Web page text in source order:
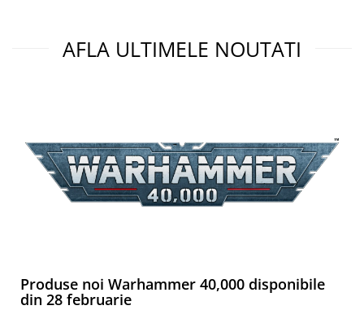
Puzzle XXL
Puzzle 8000 piese
Puzzle 150 piese
Puzzle 1000 piese fluorescent
Puzzle-uri metalice si logice
AFLA ULTIMELE NOUTATI
Produse noi Warhammer 40,000 disponibile
din 28 februarie